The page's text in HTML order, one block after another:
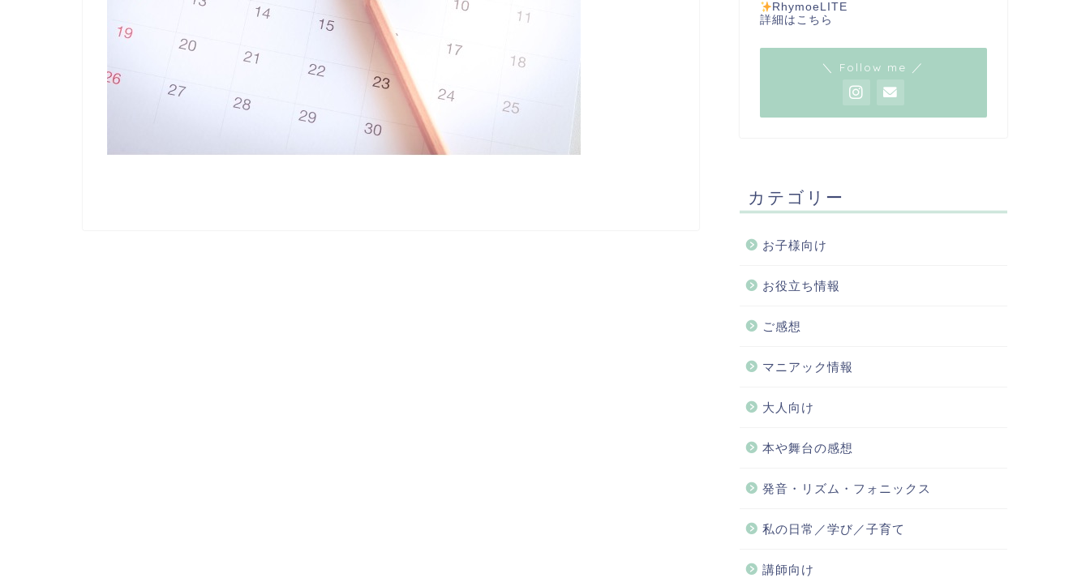
RhymoeLITE
詳細は こちら
＼ Follow me ／
カテゴリー
お子様向け
お役立ち情報
ご感想
マニアック情報
大人向け
本や舞台の感想
発音・リズム・フォニックス
私の日常／学び／子育て
講師向け